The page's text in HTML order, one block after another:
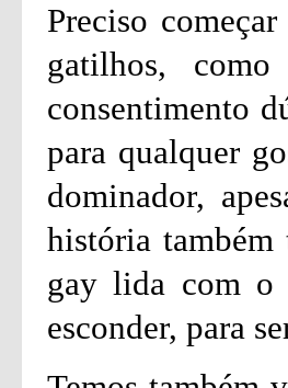
Preciso
gatilhos,
consentimento
para qualquer
dominador,
história
gay lida com o
esconder, para